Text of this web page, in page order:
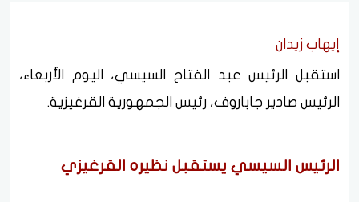
إيهاب زيدان
استقبل الرئيس عبد الفتاح السيسي، اليوم الأربعاء،
الرئيس صادير جاباروف، رئيس الجمهورية القرغيزية.
الرئيس السيسي يستقبل نظيره القرغيزي